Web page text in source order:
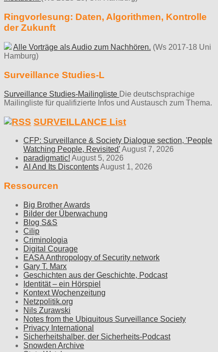
Ringvorlesung: Daten, Algorithmen, Kontrolle
der Zukunft
Alle Vorträge als Audio zum Nachhören. (Ws 2017-18 Uni
Hamburg)
Surveillance Studies-L
Surveillance Studies-Mailingliste Die deutschsprachige
Mailingliste für qualifizierte Infos und Austausch zum Thema.
SURVEILLANCE List
CFP: Surveillance & Society Dialogue section, 'People
Watching People, Revisited'August 7, 2026
paradigmatic! August 5, 2026
AI And Its DiscontentsAugust 1, 2026
Ressourcen
Big Brother Awards
Bilder der Überwachung
Blog S&S
Cilip
Criminologia
Digital Courage
EASA Anthropology of Security network
Gary T. Marx
Geschichten aus der Geschichte, Podcast
Identität – ein Hörspiel
Kontext Wochenzeitung
Netzpolitik.org
Nils Zurawski
Notes from the Ubiquitous Surveillance Society
Privacy International
Sicherheitshalber, der Sicherheits-Podcast
Snowden Archive